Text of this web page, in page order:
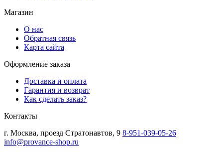
Магазин
О нас
Обратная связь
Карта сайта
Оформление заказа
Доставка и оплата
Гарантия и возврат
Как сделать заказ?
Контакты
г. Москва, проезд Стратонавтов, 9 8-951-039-05-26
info@provance-shop.ru